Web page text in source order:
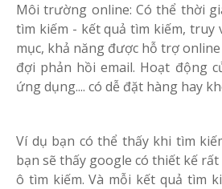
Môi trường online: Có thể thời
tìm kiếm - kết quả tìm kiếm, truy
mục, khả năng được hỗ trợ
đợi phản hồi email. Hoạt động
ứng dụng.... có dễ đặt hàng hay
Ví dụ bạn có thể thấy khi tìm
bạn sẽ thấy google có thiết kế
ô tìm kiếm. Và mỗi kết quả tìm